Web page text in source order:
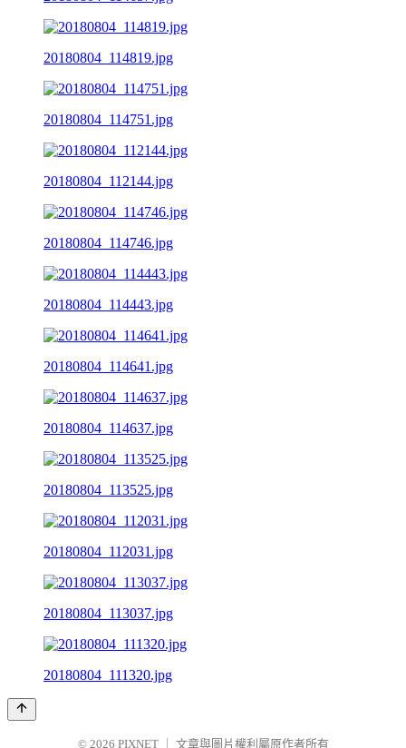
20180804_114819.jpg
20180804_114751.jpg
20180804_112144.jpg
20180804_114746.jpg
20180804_114443.jpg
20180804_114641.jpg
20180804_114637.jpg
20180804_113525.jpg
20180804_112031.jpg
20180804_113037.jpg
20180804_111320.jpg
© 2026 PIXNET 文章與圖片權利屬原作者所有